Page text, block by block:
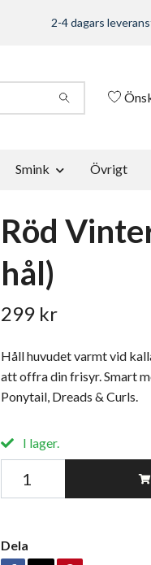
2-4 dagars
Smink Övrigt
Röd
hål)
299 kr
Håll huvudet varmt vid
att offra din frisyr. Smart
Ponytail, Dreads & Curls.
I lager.
Dela